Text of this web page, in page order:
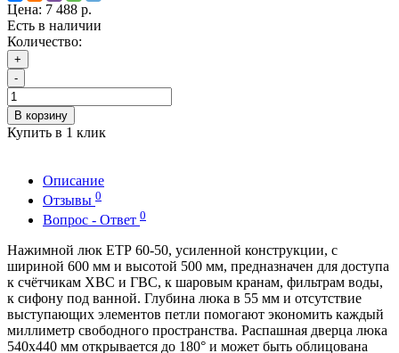
Цена: 7 488 р.
Есть в наличии
Количество:
+
-
В корзину
Купить в 1 клик
Описание
Отзывы 0
Вопрос - Ответ 0
Нажимной люк ЕТР 60-50, усиленной конструкции, с
шириной 600 мм и высотой 500 мм, предназначен для доступа
к счётчикам ХВС и ГВС, к шаровым кранам, фильтрам воды,
к сифону под ванной. Глубина люка в 55 мм и отсутствие
выступающих элементов петли помогают экономить каждый
миллиметр свободного пространства. Распашная дверца люка
540х440 мм открывается до 180° и может быть облицована